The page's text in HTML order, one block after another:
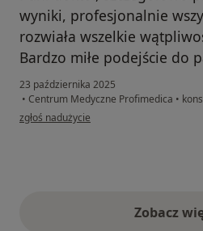
wyniki, profesjonalnie
rozwiała wszelkie
Bardzo miłe podejście do
23 października 2025
• Centrum Medyczne Profimedica •
w opinii użytkownika RENATA
zgłoś nadużycie
Zobacz